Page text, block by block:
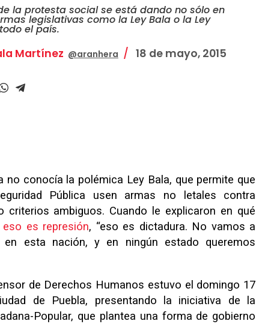
la protesta social se está dando no sólo en
legislativas como la Ley Bala o la Ley
el país.
Martínez @aranhera 18 de mayo, 2015
no conocía la polémica Ley Bala, que permite que
Pública usen armas no letales contra
criterios ambiguos. Cuando le explicaron en qué
es represión, “eso es dictadura. No vamos a
en esta nación, y en ningún estado queremos
de Derechos Humanos estuvo el domingo 17
de Puebla, presentando la iniciativa de la
Popular, que plantea una forma de gobierno